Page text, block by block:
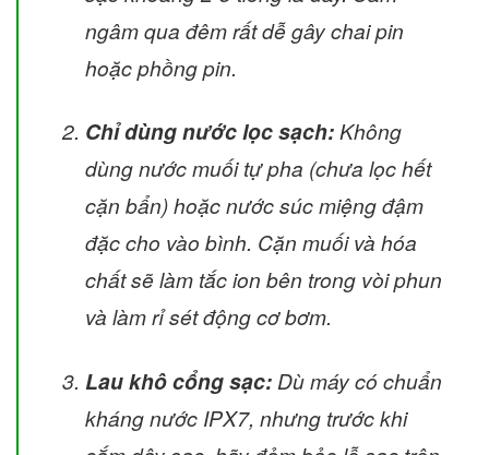
ngâm qua đêm rất dễ gây chai pin
hoặc phồng pin.
Chỉ dùng nước lọc sạch:Không
dùng nước muối tự pha (chưa lọc hết
cặn bẩn) hoặc nước súc miệng đậm
đặc cho vào bình. Cặn muối và hóa
chất sẽ làm tắc ion bên trong vòi phun
và làm rỉ sét động cơ bơm.
Lau khô cổng sạc:Dù máy có chuẩn
kháng nước IPX7, nhưng trước khi